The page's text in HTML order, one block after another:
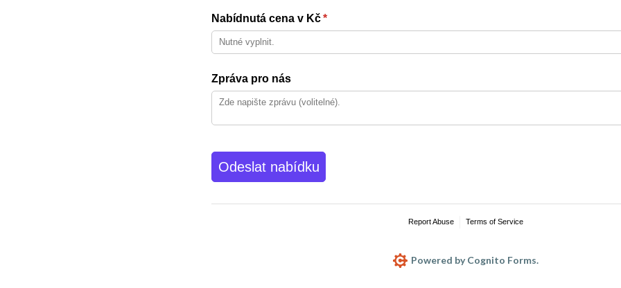
Nabídnutá cena v Kč*
(required)
Zpráva pro nás
Odeslat nabídku
Report Abuse Terms of Service
Powered by Cognito Forms.